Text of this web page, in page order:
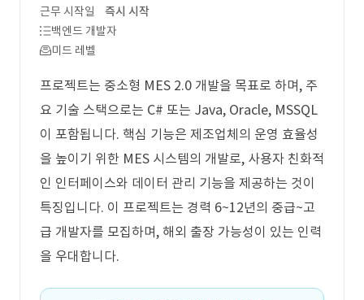
근무 시작일
즉시 시작
백엔드 개발자
미드 레벨
프로젝트는 중소형 MES 2.0 개발을 목표로 하며, 주
요 기술 스택으로는 C# 또는 Java, Oracle, MSSQL
이 포함됩니다. 핵심 기능은 제조업체의 운영 효율성
을 높이기 위한 MES 시스템의 개발로, 사용자 친화적
인 인터페이스와 데이터 관리 기능을 제공하는 것이
특징입니다. 이 프로젝트는 경력 6~12년의 중급~고
급 개발자를 모집하며, 해외 출장 가능성이 있는 인력
을 우대합니다.